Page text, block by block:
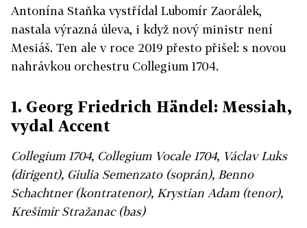
Antonína Staňka vystřídal Lubomír Zaorálek,
nastala výrazná úleva, i když nový ministr není
Mesiáš. Ten ale v roce 2019 přesto přišel: s novou
nahrávkou orchestru Collegium 1704.
1. Georg Friedrich Händel: Messiah,
vydal Accent
Collegium 1704, Collegium Vocale 1704, Václav Luks
(dirigent), Giulia Semenzato (soprán), Benno
Schachtner (kontratenor), Krystian Adam (tenor),
Krešimir Stražanac (bas)